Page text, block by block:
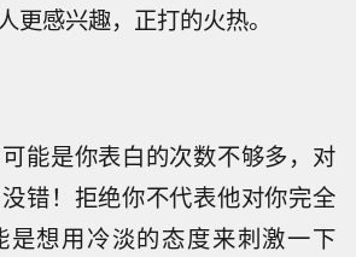
更感兴趣，正打的火热。
能是你表白的次数不够多，对
错！拒绝你不代表他对你完全
是想用冷淡的态度来刺激一下